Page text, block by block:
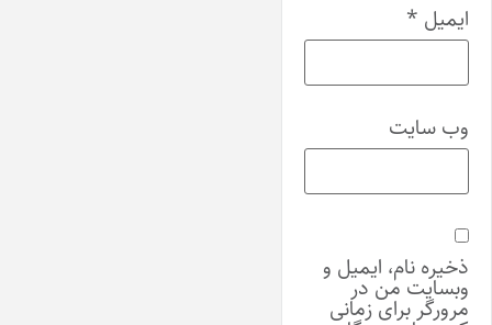
ایمیل *
وب‌ سایت
ذخیره نام، ایمیل و
وبسایت من در
مرورگر برای زمانی